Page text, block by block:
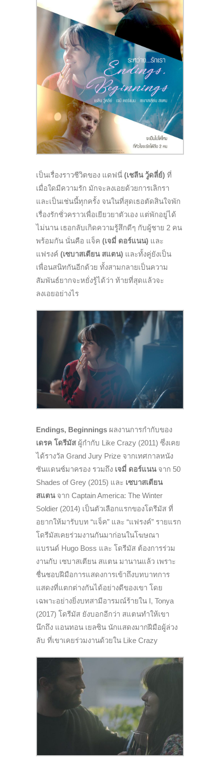
เป็นเรื่องราวชีวิตของ แดฟนี่ (เชลีน วู้ดลี่ย์) ที่
เมื่อใดมีความรัก มักจะลงเอยด้วยการเลิกรา
และเป็นเช่นนี้ทุกครั้ง จนในที่สุดเธอตัดสินใจพัก
เรื่องรักชั่วคราวเพื่อเยียวยาตัวเอง แต่พักอยู่ได้
ไม่นาน เธอกลับเกิดความรู้สึกดีๆ กับผู้ชาย 2 คน
พร้อมกัน นั่นคือ แจ็ค (เจมี่ ดอร์แนน) และ
แฟรงค์ (เซบาสเตียน สแตน) และทั้งคู่ยังเป็น
เพื่อนสนิทกันอีกด้วย ทั้งสามกลายเป็นความ
สัมพันธ์ยากจะหยั่งรู้ได้ว่า ท้ายที่สุดแล้วจะ
ลงเอยอย่างไร
Endings, Beginnings ผลงานการกำกับของ
เดรค โดรีมัสผู้กำกับ Like Crazy (2011) ซึ่งเคย
ได้รางวัล Grand Jury Prize จากเทศกาลหนัง
ซันแดนซ์มาครอง รวมถึง เจมี่ ดอร์แนนจาก 50
Shades of Grey (2015) และ เซบาสเตียน
สแตนจาก Captain America: The Winter
Soldier (2014) เป็นตัวเลือกแรกของโดรีมัส ที่
อยากให้มารับบท “แจ็ค” และ “แฟรงค์” รายแรก
โดรีมัสเคยร่วมงานกันมาก่อนในโฆษณา
แบรนด์ Hugo Boss และ โดรีมัส ต้องการร่วม
งานกับ เซบาสเตียน สแตน มานานแล้ว เพราะ
ชื่นชอบฝีมือการแสดงการเข้าถึงบทบาทการ
แสดงที่แตกต่างกันได้อย่างดีของเขา โดย
เฉพาะอย่างยิ่งบทสามีอารมณ์ร้ายใน I, Tonya
(2017) โดรีมัส ยังบอกอีกว่า สแตนทำให้เขา
นึกถึง แอนทอน เยลซิน นักแสดงมากฝีมือผู้ล่วง
ลับ ที่เขาเคยร่วมงานด้วยใน Like Crazy